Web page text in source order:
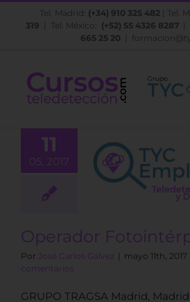
Saltar
Tel. Madrid: (+34) 910 325 482 | Tel.
319 | Tel. México: (+52) 55 4326 8287|
665 25 20
11
05, 2017
Operador
Por José Carlos Gálvez | mayo 11th, 2017
comentarios
GRUPO TRAGSA Madrid,